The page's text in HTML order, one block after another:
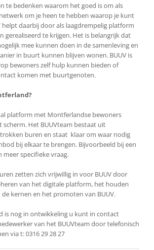
te bedenken waarom het goed is om als
om je heen te hebben waarop je kunt
helpt daarbij door als laagdrempelig platform
gerealiseerd te krijgen. Het is belangrijk dat
mee kunnen doen in de samenleving en
in buurt kunnen blijven wonen. BUUV is
bewoners zelf hulp kunnen bieden of
komen met buurtgenoten.
platform met Montferlandse bewoners
scherm. Het BUUVteam bestaat uit
buren en staat klaar om waar nodig
bij elkaar te brengen. Bijvoorbeeld bij een
meer specifieke vraag.
zetten zich vrijwillig in voor BUUV door
van het digitale platform, het houden
kernen en het promoten van BUUV.
is nog in ontwikkeling u kunt in contact
van het BUUVteam door telefonisch
via t: 0316 29 28 27